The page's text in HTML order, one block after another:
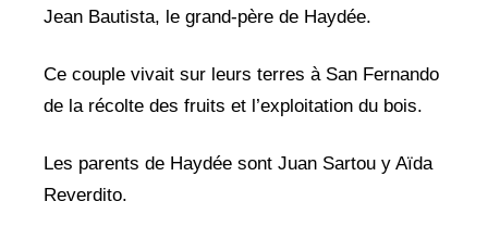
Jean Bautista, le grand-père de Haydée.
Ce couple vivait sur leurs terres à San Fernando
de la récolte des fruits et l’exploitation du bois.
Les parents de Haydée sont Juan Sartou y Aïda
Reverdito.